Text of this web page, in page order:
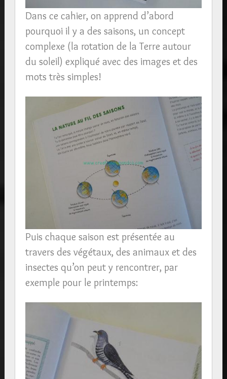
Dans ce cahier, on apprend d’abord
pourquoi il y a des saisons, un concept
complexe (la rotation de la Terre autour
du soleil) expliqué avec des images et des
mots très simples!
Puis chaque saison est présentée au
travers des végétaux, des animaux et des
insectes qu’on peut y rencontrer, par
exemple pour le printemps: